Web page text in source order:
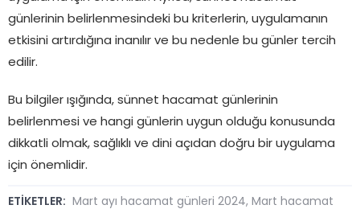
günlerinin belirlenmesindeki bu kriterlerin, uygulamanın
etkisini artırdığına inanılır ve bu nedenle bu günler tercih
edilir.
Bu bilgiler ışığında, sünnet hacamat günlerinin
belirlenmesi ve hangi günlerin uygun olduğu konusunda
dikkatli olmak, sağlıklı ve dini açıdan doğru bir uygulama
için önemlidir.
ETİKETLER: Mart ayı hacamat günleri 2024, Mart hacamat